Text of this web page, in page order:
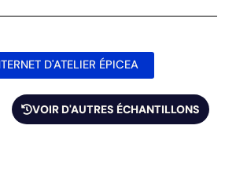
D'ATELIER ÉPICEA
VOIR D'AUTRES ÉCHANTILLONS